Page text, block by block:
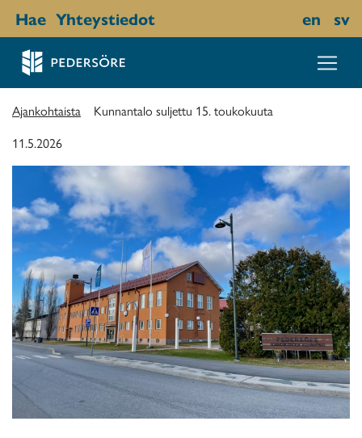
Hae Yhteystiedot en sv
Ajankohtaista
Kunnantalo suljettu 15. toukokuuta
11.5.2026